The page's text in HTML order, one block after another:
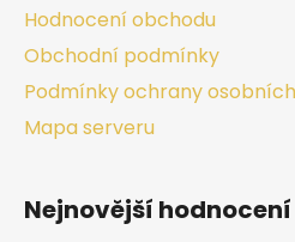
Hodnocení obchodu
Obchodní podmínky
Podmínky ochrany
Mapa serveru
Nejnovější hodnocení